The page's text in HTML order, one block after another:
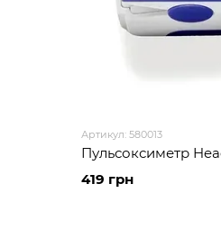
Артикул: 580013
Пульсоксиметр
419 грн